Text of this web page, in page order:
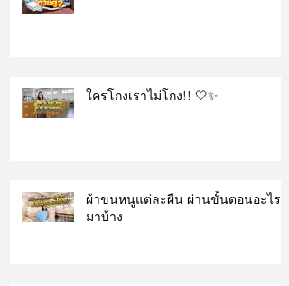
ใครโกงเราไม่โกง!! 🤍✨
ผ้าขนหนูแต่ละผืน ผ่านขั้นตอนอะไร
มาบ้าง